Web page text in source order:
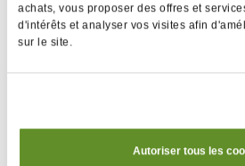
achats, vous proposer des offres et
d'intérêts et analyser vos visites afin
sur le site.
Autoriser tous les
Rooibos Oriental - 4
arômes (fruit de la passion, pêche
Suggestion de préparation :
Temps d'infusion conseillé : 4/5 mn